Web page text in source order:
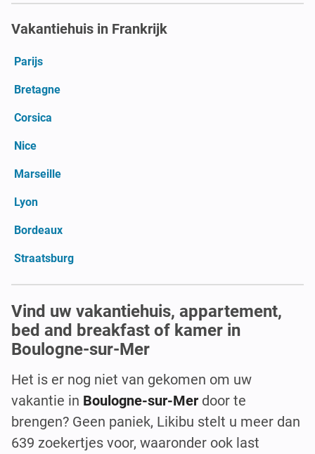
Vakantiehuis in Frankrijk
Parijs
Bretagne
Corsica
Nice
Marseille
Lyon
Bordeaux
Straatsburg
Vind uw vakantiehuis, appartement,
bed and breakfast of kamer in
Boulogne-sur-Mer
Het is er nog niet van gekomen om uw
vakantie in Boulogne-sur-Mer door te
brengen? Geen paniek, Likibu stelt u meer dan
639 zoekertjes voor, waaronder ook last